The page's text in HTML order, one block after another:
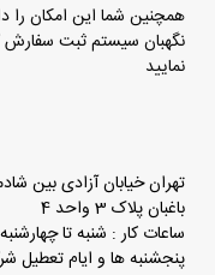
همچنین شما این امکان را
نگهبان سیستم ثبت
نمایید
تهران خیابان آزادی بین
باغبان پلاک 3 واحد 4
ساعات کار : شنبه تا چهارشنبه از
پنجشنبه ها و ایام